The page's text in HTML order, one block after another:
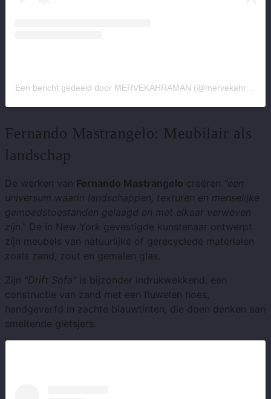
Fernando Mastrangelo: Meubilair als
landschap
De werken van Fernando Mastrangelo creëren "een
universum waarin landschappen, texturen en menselijke
gemoedstoestanden gelaagd en met elkaar verweven
zijn." De in New York gevestigde kunstenaar ontwerpt
zijn meubels van natuurlijke of gerecyclede materialen
zoals zand, zout en gemalen glas.
Zijn "Drift Sofa" is bijzonder indrukwekkend: een
constructie van zand met een fluwelen hoes,
handgeverfd in zachte blauwtinten, die doen denken aan
smeltende gletsjers.